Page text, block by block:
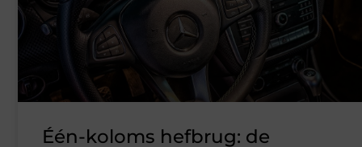
Één-koloms hefbrug: de